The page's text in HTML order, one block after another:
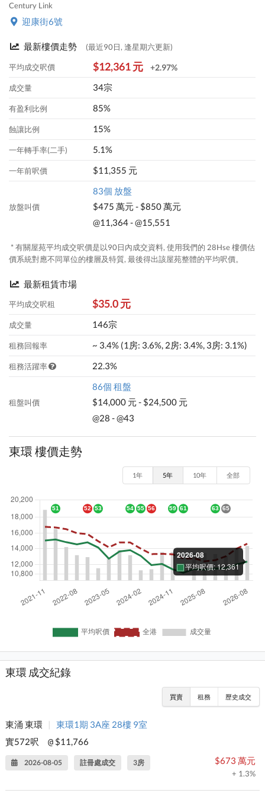
Century Link
迎康街6號
最新樓價走勢 (最近90日, 逢星期六更新)
平均成交呎價 $12,361 元 +2.97%
成交量 34宗
有盈利比例 85%
蝕讓比例 15%
一年轉手率(二手) 5.1%
一年前呎價 $11,355 元
放盤叫價
83個 放盤
$475 萬元 - $850 萬元
@11,364 - @15,551
* 有關屋苑平均成交呎價是以90日內成交資料, 使用我們的 28Hse 樓價估
價系統對應不同單位的樓層及特質, 最後得出該屋苑整體的平均呎價。
最新租賃市場
平均成交呎租 $35.0 元
成交量 146宗
租務回報率 ~ 3.4% (1房: 3.6%, 2房: 3.4%, 3房: 3.1%)
租務活躍率 22.3%
租盤叫價
86個 租盤
$14,000 元 - $24,500 元
@28 - @43
東環 樓價走勢
1年 5年 10年 全部
東環 成交紀錄
買賣 租務 歷史成交
東涌 東環 |
東環1期 3A座 28樓 9室
實572呎
@ $11,766
2026-08-05 註冊處成交 3房 $673 萬元
+ 1.3%